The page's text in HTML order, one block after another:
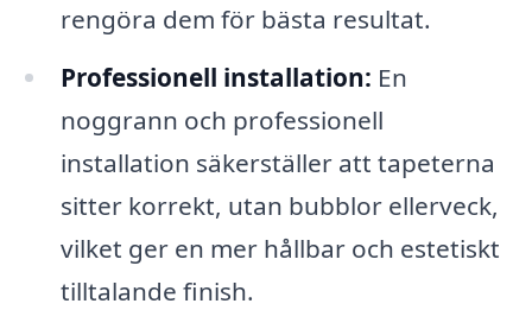
rengöra dem för bästa resultat.
Professionell installation: En
noggrann och professionell
installation säkerställer att tapeterna
sitter korrekt, utan bubblor ellerveck,
vilket ger en mer hållbar och estetiskt
tilltalande finish.